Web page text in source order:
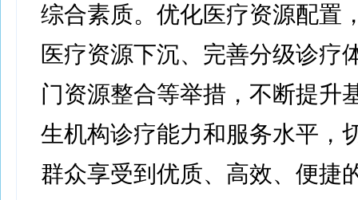
综合素质。优化医疗资源配置
医疗资源下沉、完善分级诊疗
门资源整合等举措，不断提升
生机构诊疗能力和服务水平，
群众享受到优质、高效、便捷